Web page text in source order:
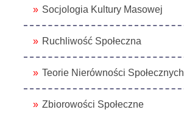
Socjologia Kultury Masowej
Ruchliwość Społeczna
Teorie Nierówności Społecznych
Zbiorowości Społeczne